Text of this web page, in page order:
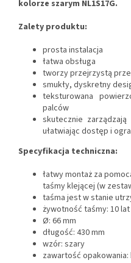
kolorze szarym NL1S17G.
Zalety produktu:
prosta instalacja
łatwa obsługa
tworzy przejrzystą
smukły, dyskretny
teksturowana
palców
skutecznie
ułatwiając dostęp i
Specyfikacja techniczna:
łatwy montaż za
taśmy klejącej (w
taśma jest w stanie
żywotność taśmy: 10
Ø: 66 mm
długość: 430 mm
wzór: szary
zawartość opakowania: